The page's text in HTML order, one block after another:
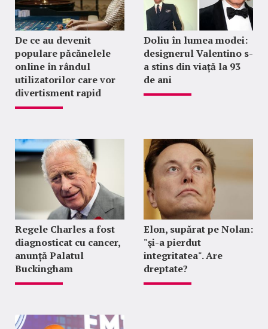
De ce au devenit
populare păcănelele
online în rândul
utilizatorilor care vor
divertisment rapid
Doliu în lumea modei:
designerul Valentino s-
a stins din viață la 93
de ani
Regele Charles a fost
diagnosticat cu cancer,
anunță Palatul
Buckingham
Elon, supărat pe Nolan:
"şi-a pierdut
integritatea". Are
dreptate?